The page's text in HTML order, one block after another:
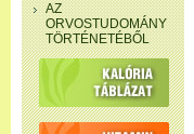
AZ
ORVOSTUDOMÁNY
TÖRTÉNETÉBŐL